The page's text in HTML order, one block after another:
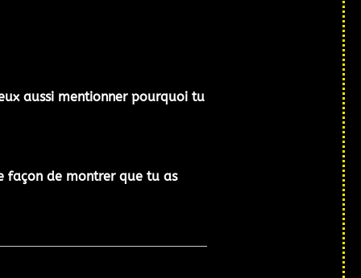
aussi mentionner pourquoi tu
façon de montrer que tu as